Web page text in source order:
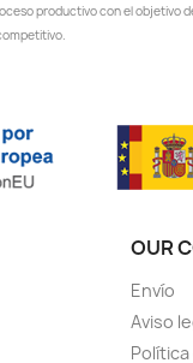
productivo con el objetivo
OUR
Envío
Aviso